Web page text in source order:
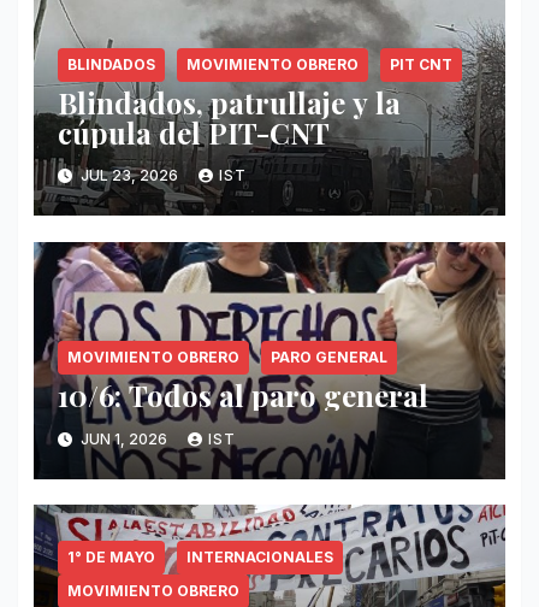
BLINDADOS MOVIMIENTO OBRERO PIT CNT
Blindados, patrullaje y la
cúpula del PIT-CNT
JUL 23, 2026 IST
MOVIMIENTO OBRERO PARO GENERAL
10/6: Todos al paro general
JUN 1, 2026 IST
1° DE MAYO
INTERNACIONALES
MOVIMIENTO OBRERO